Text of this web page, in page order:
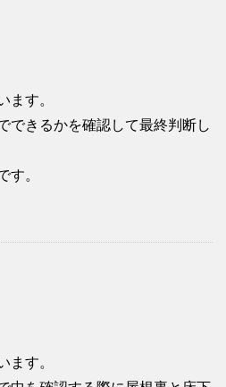
ます。
できるかを確認して最終判断し
す。
ます。